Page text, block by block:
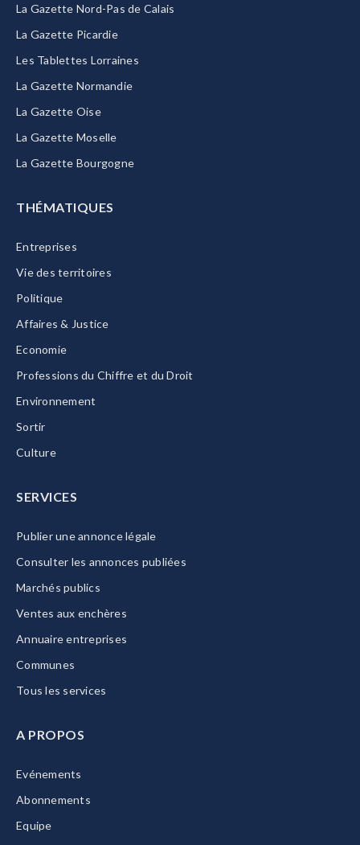
La Gazette Nord-Pas de Calais
La Gazette Picardie
Les Tablettes Lorraines
La Gazette Normandie
La Gazette Oise
La Gazette Moselle
La Gazette Bourgogne
THÉMATIQUES
Entreprises
Vie des territoires
Politique
Affaires & Justice
Economie
Professions du Chiffre et du Droit
Environnement
Sortir
Culture
SERVICES
Publier une annonce légale
Consulter les annonces publiées
Marchés publics
Ventes aux enchères
Annuaire entreprises
Communes
Tous les services
A PROPOS
Evénements
Abonnements
Equipe